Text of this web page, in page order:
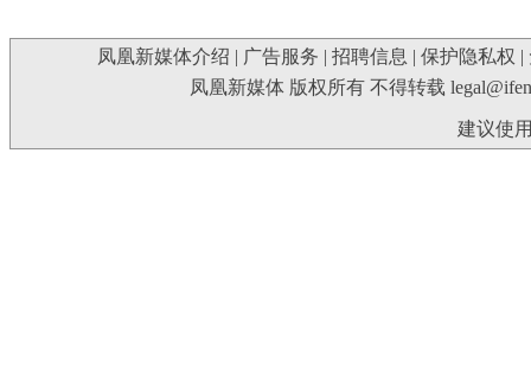
凤凰新媒体介绍 | 广告服务 | 招聘信息 | 保护隐私权 |
凤凰新媒体 版权所有 不得转载
建议使